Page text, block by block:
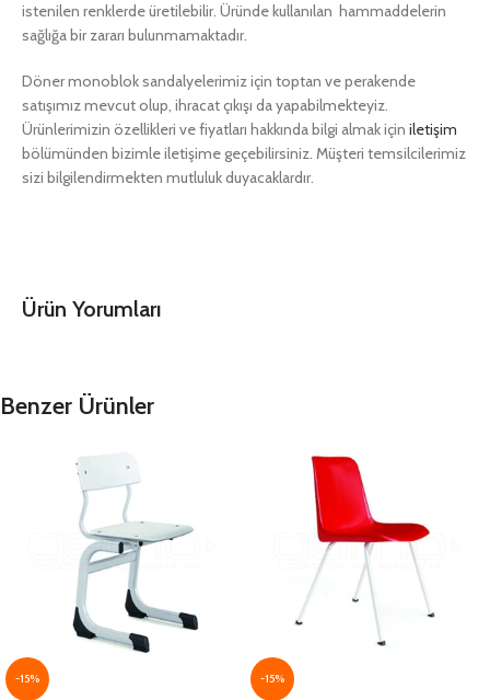
istenilen renklerde üretilebilir. Üründe kullanılan hammaddelerin
sağlığa bir zararı bulunmamaktadır.
Döner monoblok sandalyelerimiz için toptan ve perakende
satışımız mevcut olup, ihracat çıkışı da yapabilmekteyiz.
Ürünlerimizin özellikleri ve fiyatları hakkında bilgi almak için iletişim
bölümünden bizimle iletişime geçebilirsiniz. Müşteri temsilcilerimiz
sizi bilgilendirmekten mutluluk duyacaklardır.
Ürün Yorumları
Benzer Ürünler
-15% -15%